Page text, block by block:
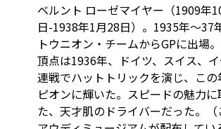
ベルント ローゼマイヤー（1909年
日-1938年1月28日）。1935年～37
トウニオン・チームからGPに出場
頂点は1936年、ドイツ、スイス、
連戦でハットトリックを演じ、こ
ピオンに輝いた。スピードの魅力
た、天才肌のドライバーだった。